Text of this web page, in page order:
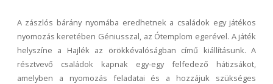
A zászlós bárány nyomába eredhetnek a családok egy játékos
nyomozás keretében Géniusszal, az Ótemplom egerével. A játék
helyszíne a Hajlék az örökkévalóságban című kiállításunk. A
résztvevő családok kapnak egy-egy felfedező hátizsákot,
amelyben a nyomozás feladatai és a hozzájuk szükséges